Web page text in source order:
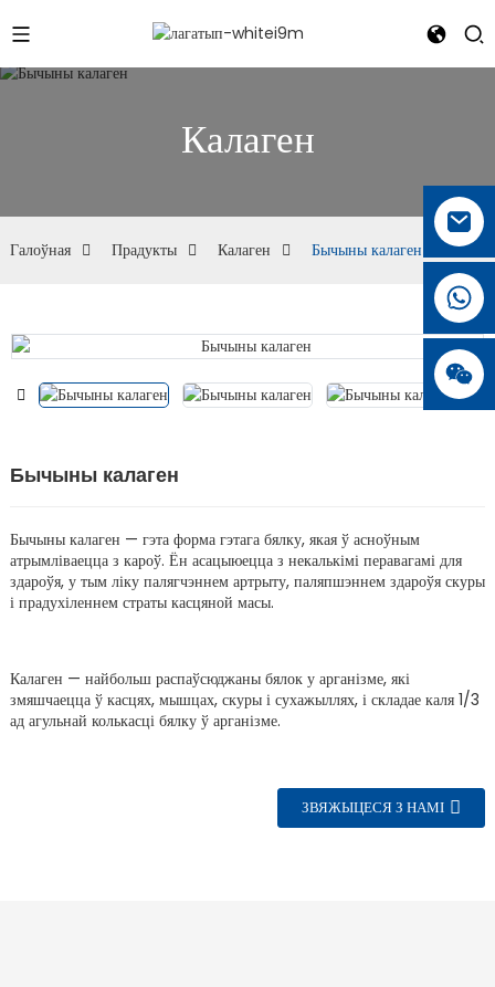
Калаген
Галоўная Прадукты Калаген Бычыны калаген
Бычыны калаген
Бычыны калаген — гэта форма гэтага бялку, якая ў асноўным
атрымліваецца з кароў. Ён асацыюецца з некалькімі перавагамі для
здароўя, у тым ліку палягчэннем артрыту, паляпшэннем здароўя скуры
і прадухіленнем страты касцяной масы.
Калаген — найбольш распаўсюджаны бялок у арганізме, які
змяшчаецца ў касцях, мышцах, скуры і сухажыллях, і складае каля 1/3
ад агульнай колькасці бялку ў арганізме.
ЗВЯЖЫЦЕСЯ З НАМІ